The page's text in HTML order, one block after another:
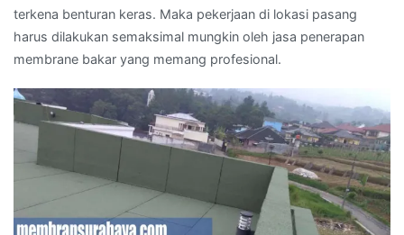
terkena benturan keras. Maka pekerjaan di lokasi pasang
harus dilakukan semaksimal mungkin oleh jasa penerapan
membrane bakar yang memang profesional.